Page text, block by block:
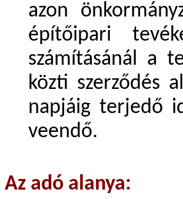
azon
építőipari
számításánál a
közti szerződés
napjáig terjedő
veendő.
Az adó alanya: